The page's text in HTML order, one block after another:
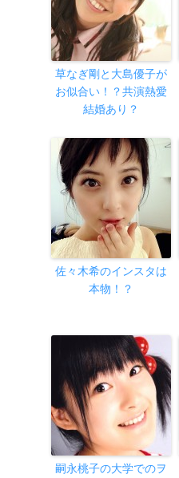
草なぎ剛と大島優子が
お似合い！？共演熱愛
結婚あり？
佐々木希のインスタは
本物！？
嗣永桃子の大学でのヲ